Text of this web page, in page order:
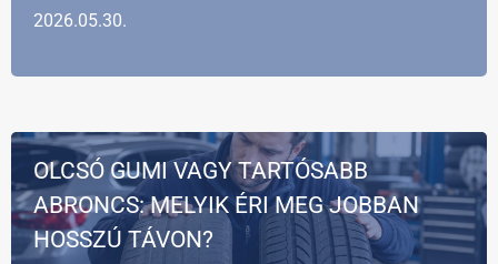
2026.05.30.
OLCSÓ GUMI VAGY TARTÓSABB
ABRONCS: MELYIK ÉRI MEG JOBBAN
HOSSZÚ TÁVON?